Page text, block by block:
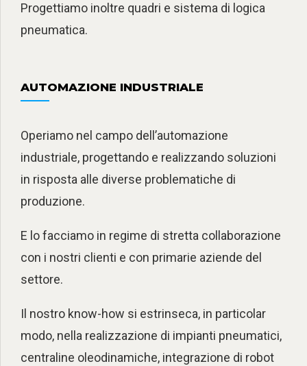
Progettiamo inoltre quadri e sistema di logica
pneumatica.
AUTOMAZIONE INDUSTRIALE
Operiamo nel campo dell’automazione
industriale, progettando e realizzando soluzioni
in risposta alle diverse problematiche di
produzione.
E lo facciamo in regime di stretta collaborazione
con i nostri clienti e con primarie aziende del
settore.
Il nostro know-how si estrinseca, in particolar
modo, nella realizzazione di impianti pneumatici,
centraline oleodinamiche, integrazione di robot